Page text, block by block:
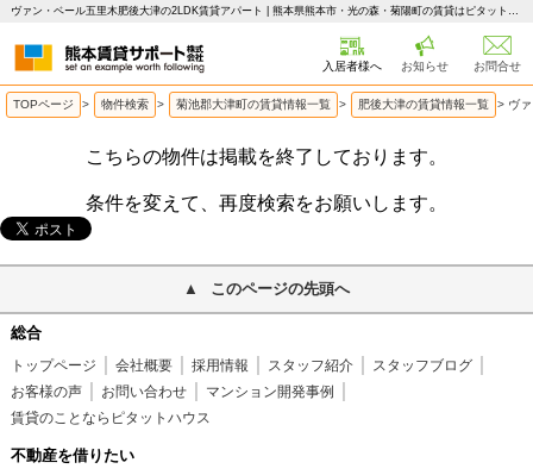
ヴァン・ベール五里木肥後大津の2LDK賃貸アパート | 熊本県熊本市・光の森・菊陽町の賃貸はピタットハウス 熊本賃貸サポート
入居者様へ お知らせ お問合せ
TOPページ > 物件検索 > 菊池郡大津町の賃貸情報一覧 > 肥後大津の賃貸情報一覧 > ヴ
こちらの物件は掲載を終了しております。
条件を変えて、再度検索をお願いします。
このページの先頭へ
総合
トップページ 会社概要 採用情報 スタッフ紹介
スタッフブログ
お客様の声
お問い合わせ
マンション開発事例
賃貸のことならピタットハウス
不動産を借りたい